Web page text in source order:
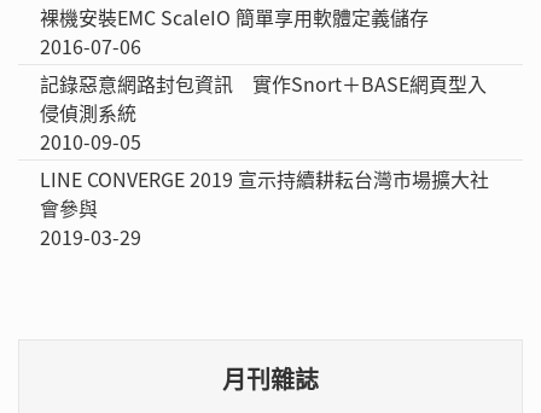
裸機安裝EMC ScaleIO 簡單享用軟體定義儲存
2016-07-06
記錄惡意網路封包資訊 實作Snort＋BASE網頁型入
侵偵測系統
2010-09-05
LINE CONVERGE 2019 宣示持續耕耘台灣市場擴大社
會參與
2019-03-29
月刊雜誌